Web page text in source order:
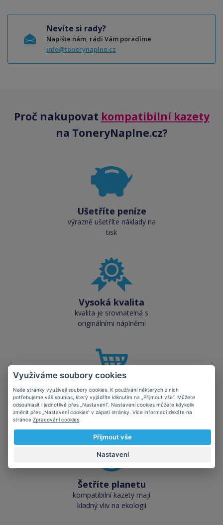
Nevíte si rady?
Napište nám, rádi Vám poradíme
info@tonerynaplne.cz
Proč nakupovat kompatibilní kazety
na ToneryNaplne.cz?
Ušetříte peníze
výrazně ušetříte náklady na
tisk
Vysoká kvalita
kvalita je srovnatelná s
originálními náplněmi
Skladem téměř vše
přes 50 000 skladových
zásob pro okamžitý odběr
Šetříte planetu
kompatibilní kazety mají
kladný vliv na ekologii
Využíváme soubory cookies
Naše stránky využívají soubory cookies. K používání některých z nich
potřebujeme váš souhlas, který vyjádříte kliknutím na „Přijmout vše“. Můžete
odsouhlasit i jednotlivě přes „Nastavení“. Nastavení cookies můžete kdykoliv
změnit přes „Nastavení cookies“ v zápatí stránky. Více informací získáte na
stránce Zpracování cookies
Přijmout vše
Nastavení